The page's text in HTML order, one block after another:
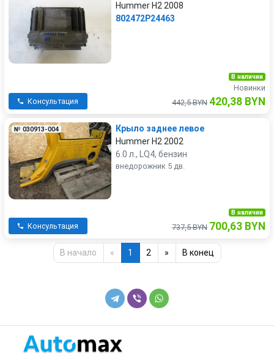
Hummer H2 2008
802472P24463
Консультация
В наличии
Новинки
442,5 BYN 420,38 BYN
№ 030913-004
Крыло заднее левое
Hummer H2 2002
6.0 л., LQ4, бензин
внедорожник 5 дв.
Консультация
В наличии
737,5 BYN 700,63 BYN
В начало « 1 2 » В конец